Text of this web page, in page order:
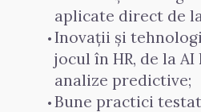
aplicate direct de
Inovații și
jocul în HR, de la
analize predictive;
Bune practici